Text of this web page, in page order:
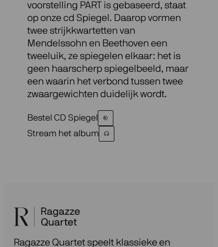
voorstelling PART is gebaseerd, staat
op onze cd Spiegel. Daarop vormen
twee strijkkwartetten van
Mendelssohn en Beethoven een
tweeluik, ze spiegelen elkaar: het is
geen haarscherp spiegelbeeld, maar
een waarin het verbond tussen twee
zwaargewichten duidelijk wordt.
Bestel CD Spiegel
Stream het album
Ragazze Quartet speelt klassieke en